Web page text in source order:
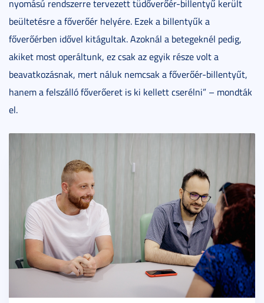
nyomású rendszerre tervezett tüdőverőér-billentyű került
beültetésre a főverőér helyére. Ezek a billentyűk a
főverőérben idővel kitágultak. Azoknál a betegeknél pedig,
akiket most operáltunk, ez csak az egyik része volt a
beavatkozásnak, mert náluk nemcsak a főverőér-billentyűt,
hanem a felszálló főverőeret is ki kellett cserélni” – mondták
el.